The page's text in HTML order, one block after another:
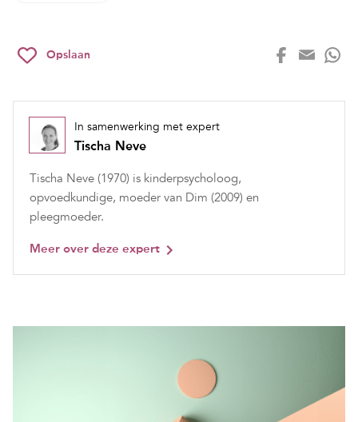
Opslaan
In samenwerking met expert
Tischa Neve
Tischa Neve (1970) is kinderpsycholoog,
opvoedkundige, moeder van Dim (2009) en
pleegmoeder.
Meer over deze expert